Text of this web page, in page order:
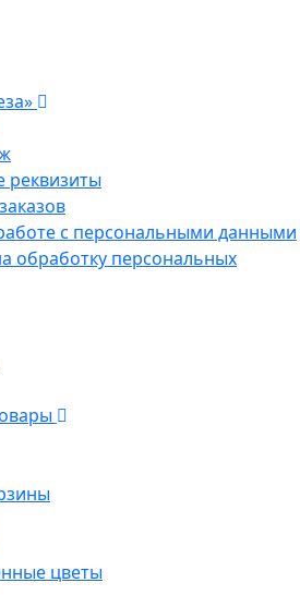
с персональными данными
обработку персональных
цветы